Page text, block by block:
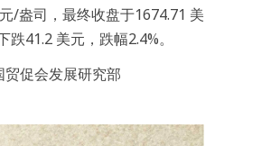
/盎司，最终收盘于1674.71 美
跌41.2 美元，跌幅2.4%。
贸促会发展研究部